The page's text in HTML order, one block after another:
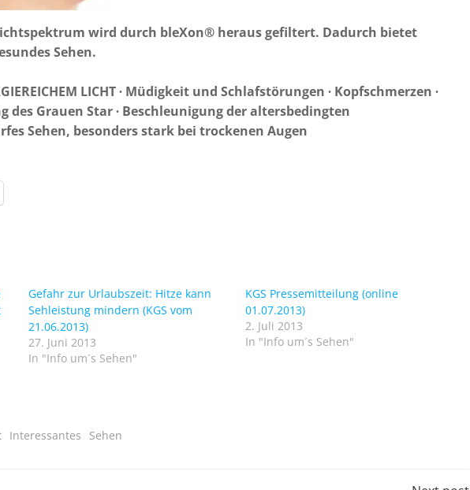
wird durch bleXon® heraus gefiltert. Dadurch bietet
Sehen.
LICHT ∙ Müdigkeit und Schlafstörungen ∙ Kopfschmerzen ∙
des Grauen Star ∙ Beschleunigung der altersbedingten
Sehen, besonders stark bei trockenen Augen
Gefahr zur Urlaubszeit: Hitze kann
Sehleistung mindern (KGS vom
21.06.2013)
27. Juni 2013
In "Info um´s Sehen"
KGS Pressemitteilung (online
01.07.2013)
2. Juli 2013
In "Info um´s Sehen"
Interessantes Sehen